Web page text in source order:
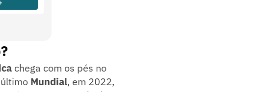
chega com os pés no
Mundial, em 2022,